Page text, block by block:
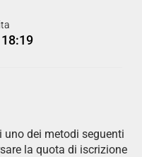
uno dei metodi seguenti
la quota di iscrizione